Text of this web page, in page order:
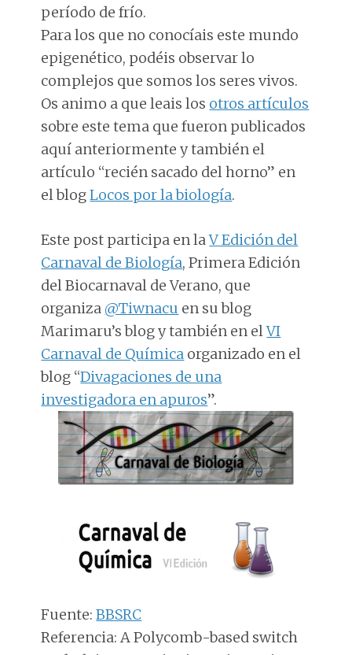
período de frío.
Para los que no conocíais este mundo
epigenético, podéis observar lo
complejos que somos los seres vivos.
Os animo a que leais los otros artículos
sobre este tema que fueron publicados
aquí anteriormente y también el
artículo “recién sacado del horno” en
el blogLocos por la biología.
Este post participa en laV Edición del
Carnaval de Biología, Primera Edición
del Biocarnaval de Verano, que
organiza @Tiwnacu en su blog
Marimaru’s blog y también en elVI
Carnaval de Química organizado en el
blog “Divagaciones de una
investigadora en apuros”.
Fuente:BBSRC
Referencia: A Polycomb-based switch